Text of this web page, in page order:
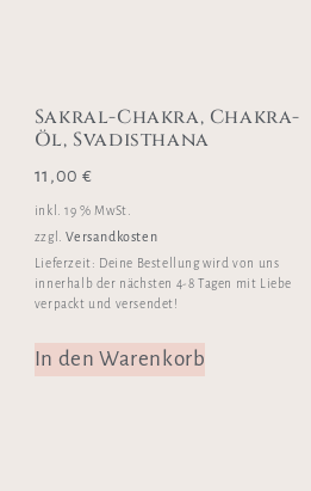
Sakral-Chakra, Chakra-
Öl, Svadisthana
11,00€
inkl. 19 % MwSt.
zzgl.Versandkosten
Lieferzeit: Deine Bestellung wird von uns
innerhalb der nächsten 4-8 Tagen mit Liebe
verpackt und versendet!
In den Warenkorb